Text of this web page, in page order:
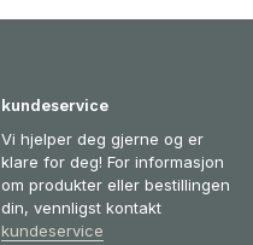
kundeservice
Vi hjelper deg gjerne og er
klare for deg! For informasjon
om produkter eller bestillingen
din, vennligst kontakt
kundeservice